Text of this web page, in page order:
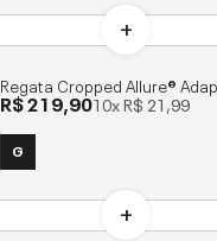
Regata Cropped Allure®
R$ 219,9010xR$ 21,99
G